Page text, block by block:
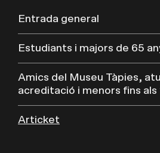
Entrada general
Estudiants i majors de 65
Amics del Museu Tàpies,
acreditació i menors fins als
Articket